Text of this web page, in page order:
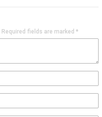
Required fields are marked *